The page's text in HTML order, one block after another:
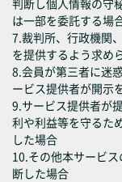
判断し個人情報の守
は一部を委託する場
7.裁判所、行政機関
を提供するよう求め
8.会員が第三者に迷
ービス提供者が開示
9.サービス提供者が
利や利益等を守るた
した場合
10.その他本サービ
断した場合